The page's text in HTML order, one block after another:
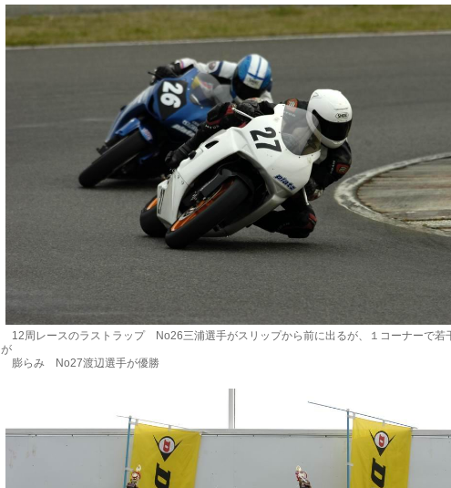
12周レースのラストラップ No26三浦選手がスリップから前に出るが、１コーナーで若
が
膨らみ No27渡辺選手が優勝